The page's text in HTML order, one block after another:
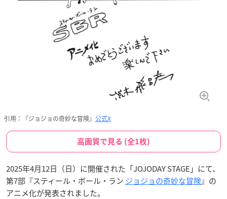
引用：『ジョジョの奇妙な冒険』 公式X
高画質で見る (全1枚)
2025年4月12日（日）に開催された「JOJODAY STAGE」にて、
第7部『スティール・ボール・ラン ジョジョの奇妙な冒険』の
アニメ化が発表されました。